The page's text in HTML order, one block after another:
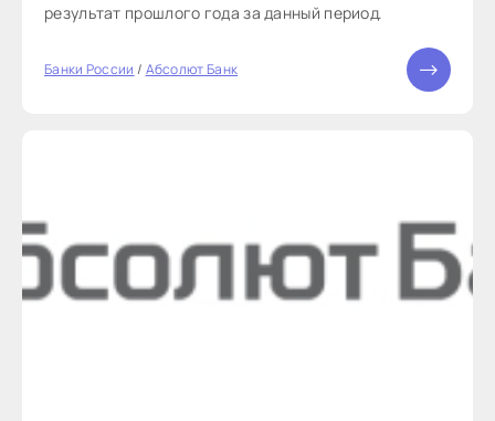
результат прошлого года за данный период.
Банки России / Абсолют Банк